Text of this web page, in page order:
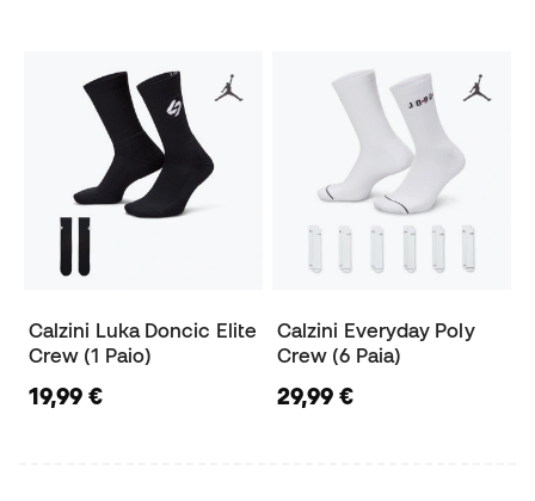
Calzini Luka Doncic Elite
Crew (1 Paio)
19,99 €
Calzini Everyday Poly
Crew (6 Paia)
29,99 €